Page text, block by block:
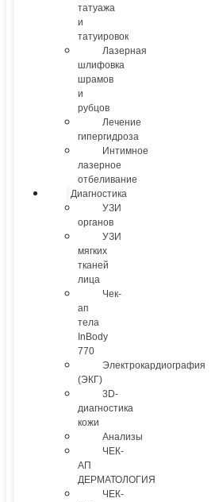
татуажа
и
татуировок
Лазерная
шлифовка
шрамов
и
рубцов
Лечение
гипергидроза
Интимное
лазерное
отбеливание
Диагностика
УЗИ
органов
УЗИ
мягких
тканей
лица
Чек-
ап
тела
InBody
770
Электрокардиография
(ЭКГ)
3D-
диагностика
кожи
Анализы
ЧЕК-
АП
ДЕРМАТОЛОГИЯ
ЧЕК-